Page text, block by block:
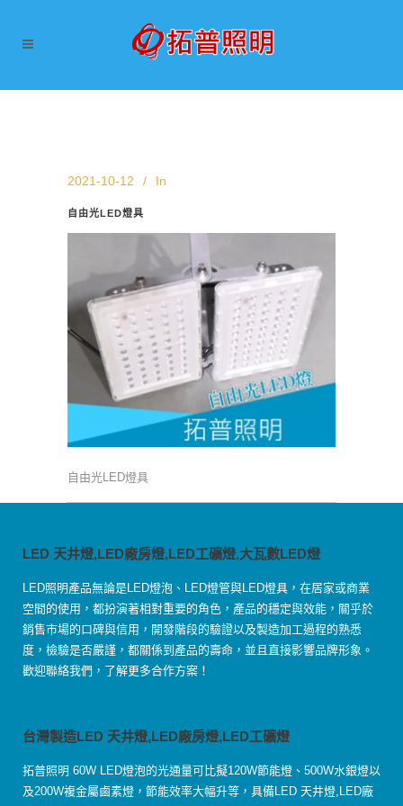
2021-10-12 In
自由光LED燈具
自由光LED燈具
LED 天井燈,LED廠房燈,LED工礦燈,大瓦數LED燈
LED照明產品無論是LED燈泡、LED燈管與LED燈具，在居家或商業
空間的使用，都扮演著相對重要的角色，產品的穩定與效能，關乎於
銷售市場的口碑與信用，開發階段的驗證以及製造加工過程的熟悉
度，檢驗是否嚴謹，都關係到產品的壽命，並且直接影響品牌形象。
歡迎聯絡我們，了解更多合作方案！
台灣製造LED 天井燈,LED廠房燈,LED工礦燈
拓普照明 60W LED燈泡的光通量可比擬120W節能燈、500W水銀燈以
及200W複金屬鹵素燈，節能效率大幅升等，具備LED 天井燈,LED廠